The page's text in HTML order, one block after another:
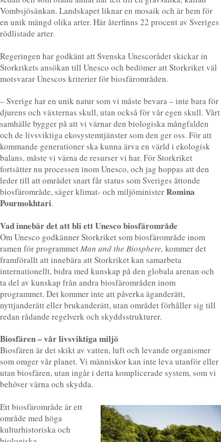
Vombsjösänkan. Landskapet liknar en mosaik och är hem för
en unik mängd olika arter. Här återfinns 22 procent av Sveriges
rödlistade arter.
Regeringen har godkänt att Svenska Unescorådet skickar in
Storkrikets ansökan till Unesco och bedömer att Storkriket väl
motsvarar Unescos kriterier för biosfärområden.
– Sverige har en unik natur som vi måste bevara – inte bara för
djurens och växternas skull, utan också för vår egen skull. Vårt
samhälle bygger på att vi värnar den biologiska mångfalden
och de livsviktiga ekosystemtjänster som den ger oss. För att
kommande generationer ska kunna ärva en värld i ekologisk
balans, måste vi värna de resurser vi har. För Storkriket
fortsätter nu processen inom Unesco, och jag hoppas att den
leder till att området snart får status som Sveriges åttonde
biosfärområde, säger klimat- och miljöministerRomina
Pourmokhtari.
Vad innebär det att bli ett Unesco biosfärområde
Om Unesco godkänner Storkriket som biosfärområde inom
ramen för programmetMan and the Biosphere, kommer det
framförallt att innebära att Storkriket kan samarbeta
internationellt, bidra med kunskap på den globala arenan och
ta del av kunskap från andra biosfärområden inom
programmet. Det kommer inte att påverka äganderätt,
nyttjanderätt eller brukanderätt, utan området förhåller sig till
redan rådande regelverk och skyddsstrukturer.
Biosfären – vår livsviktiga miljö
Biosfären är det skikt av vatten, luft och levande organismer
som omger vår planet. Vi människor kan inte leva utanför eller
utan biosfären, utan ingår i detta komplicerade system, som vi
behöver värna och skydda.
Ett biosfärområde är ett
område med höga
kulturhistoriska och